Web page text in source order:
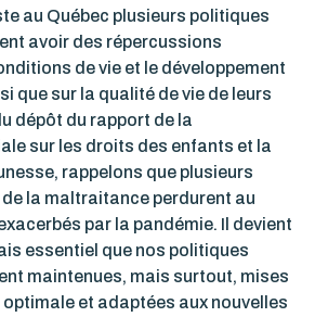
au Québec plusieurs politiques
avoir des répercussions
de vie et le développement
que sur la qualité de vie de leurs
dépôt du rapport de la
sur les droits des enfants et la
rappelons que plusieurs
la maltraitance perdurent au
par la pandémie. Il devient
essentiel que nos politiques
maintenues, mais surtout, mises
et adaptées aux nouvelles